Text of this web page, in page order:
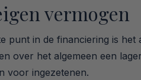
vermogen
punt in de financiering is
over het algemeen een
voor ingezetenen.